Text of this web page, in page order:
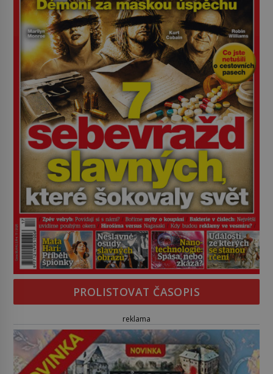
PROLISTOVAT ČASOPIS
reklama